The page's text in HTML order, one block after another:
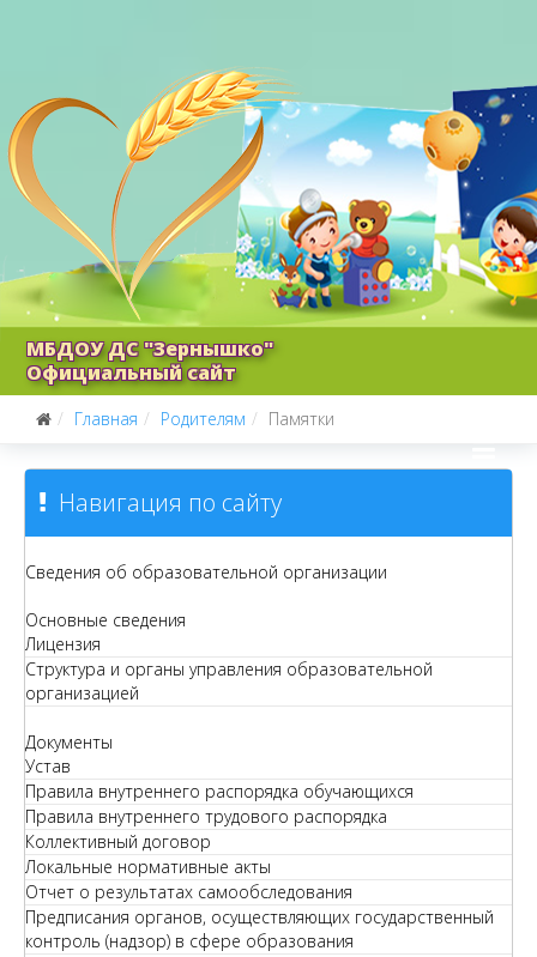
МБДОУ ДС "Зернышко"
Официальный сайт
Главная Родителям Памятки
Навигация по сайту
Сведения об образовательной организации
Основные сведения
Лицензия
Структура и органы управления образовательной
организацией
Документы
Устав
Правила внутреннего распорядка обучающихся
Правила внутреннего трудового распорядка
Коллективный договор
Локальные нормативные акты
Отчет о результатах самообследования
Предписания органов, осуществляющих государственный
контроль (надзор) в сфере образования